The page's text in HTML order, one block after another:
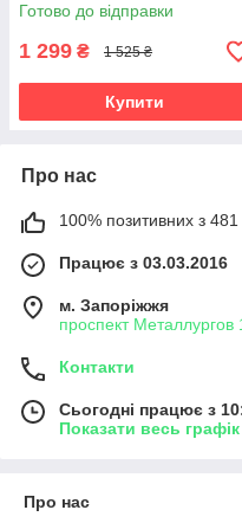
Готово до відправки
1 299 ₴ 1 525 ₴
Купити
Про нас
100% позитивних з 481
Працює з 03.03.2016
м. Запоріжжя
проспект Металлургов
Контакти
Сьогодні працює з
Показати весь
Про нас